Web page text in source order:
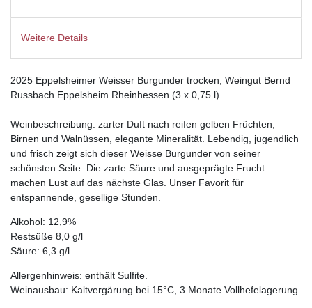
Weitere Details
2025 Eppelsheimer Weisser Burgunder trocken, Weingut Bernd
Russbach Eppelsheim Rheinhessen (3 x 0,75 l)
Weinbeschreibung: zarter Duft nach reifen gelben Früchten,
Birnen und Walnüssen, elegante Mineralität. Lebendig, jugendlich
und frisch zeigt sich dieser Weisse Burgunder von seiner
schönsten Seite. Die zarte Säure und ausgeprägte Frucht
machen Lust auf das nächste Glas. Unser Favorit für
entspannende, gesellige Stunden.
Alkohol: 12,9%
Restsüße 8,0 g/l
Säure: 6,3 g/l
Allergenhinweis: enthält Sulfite.
Weinausbau: Kaltvergärung bei 15°C, 3 Monate Vollhefelagerung